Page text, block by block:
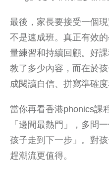
最後，家長要接受一個
不是速成班。真正有效
量練習和持續回顧。好
教了多少內容，而在於
成閱讀自信、拼寫準確
當你再看香港phonics課
「邊間最熱門」，多問
孩子走到下一步」。對
趕潮流更值得。